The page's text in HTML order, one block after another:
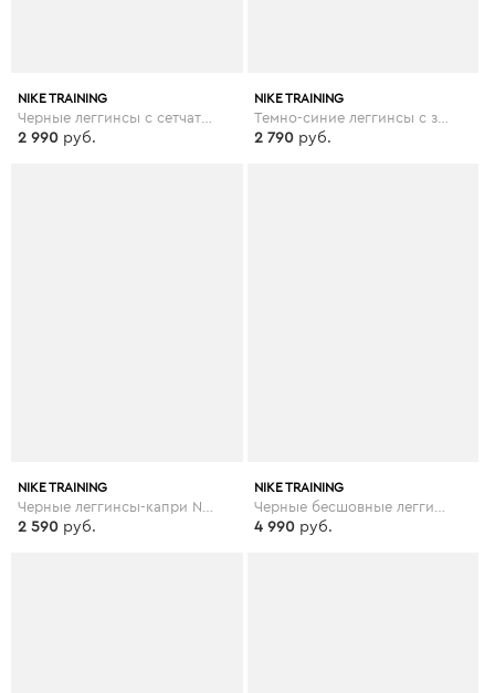
NIKE TRAINING
2 990 руб.
NIKE TRAINING
Темно-синие леггинсы с золотисто-розовым поясом Nike - Pro Training - Темно-синий
2 790 руб.
NIKE TRAINING
2 590 руб.
NIKE TRAINING
4 990 руб.